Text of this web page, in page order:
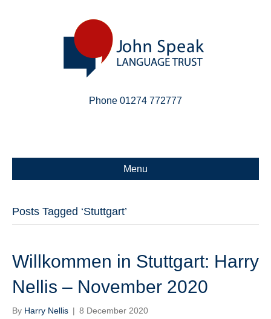
Phone 01274 772777
Menu
Posts Tagged ‘Stuttgart’
Willkommen in Stuttgart: Harry
Nellis – November 2020
By Harry Nellis | 8 December 2020